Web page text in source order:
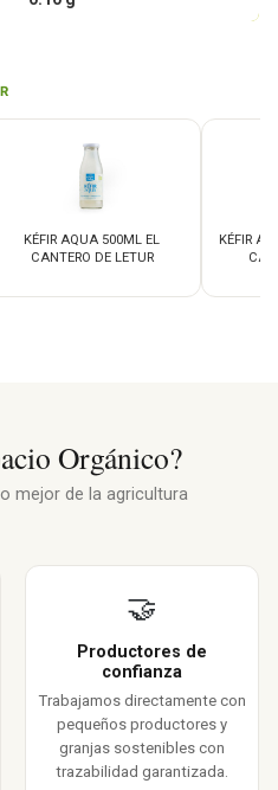
KÉFIR AQUA 500ML EL
CANTERO DE LETUR
KÉFIR
Orgánico?
mejor de la agricultura
🤝
Productores de
confianza
Trabajamos directamente con
pequeños productores y
granjas sostenibles con
trazabilidad garantizada.